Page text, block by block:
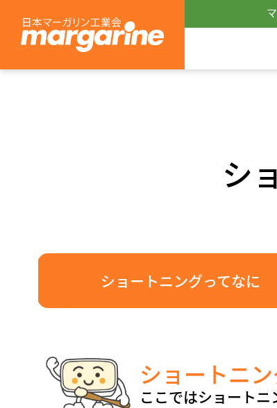
シ
ショートニングってなに
ショートニ
ここではショートニ